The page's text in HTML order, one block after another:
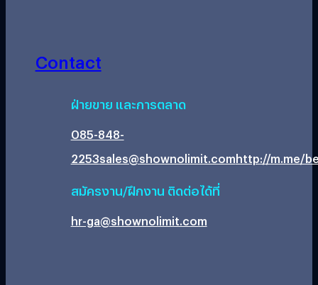
Contact
ฝ่ายขาย และการตลาด
085-848-
2253sales@shownolimit.comhttp://m.me/
สมัครงาน/ฝึกงาน ติดต่อได้ที่
hr-ga@shownolimit.com